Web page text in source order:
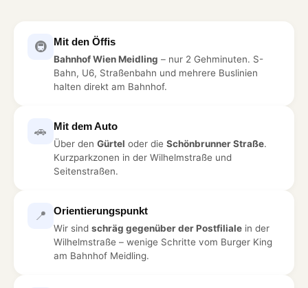
🚇 Mit den Öffis
Bahnhof Wien Meidling – nur 2 Gehminuten. S-
Bahn, U6, Straßenbahn und mehrere Buslinien
halten direkt am Bahnhof.
🚗 Mit dem Auto
Über den Gürtel oder die Schönbrunner Straße.
Kurzparkzonen in der Wilhelmstraße und
Seitenstraßen.
📍 Orientierungspunkt
Wir sind schräg gegenüber der Postfiliale in der
Wilhelmstraße – wenige Schritte vom Burger King
am Bahnhof Meidling.